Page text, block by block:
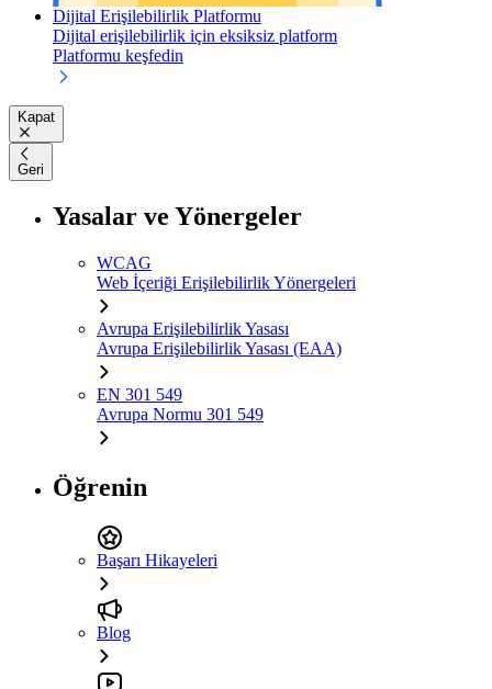
Dijital Erişilebilirlik Platformu
Dijital erişilebilirlik için eksiksiz platform
Platformu keşfedin
Kapat
Geri
Yasalar ve Yönergeler
WCAG
Web İçeriği Erişilebilirlik Yönergeleri
Avrupa Erişilebilirlik Yasası
Avrupa Erişilebilirlik Yasası (EAA)
EN 301 549
Avrupa Normu 301 549
Öğrenin
Başarı Hikayeleri
Blog